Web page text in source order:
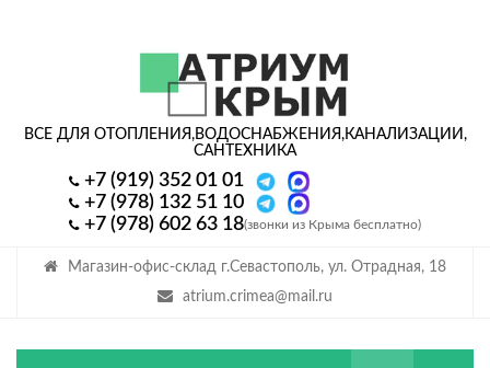
Магазин-офис-склад г.Севастополь, ул. Отрадная, 18
atrium.crimea@mail.ru
ВСЕ ДЛЯ ОТОПЛЕНИЯ,ВОДОСНАБЖЕНИЯ,КАНАЛИЗАЦИИ,
САНТЕХНИКА
+7 (919) 352 01 01
+7 (978) 132 51 10
+7 (978) 602 63 18(звонки из Крыма бесплатно)